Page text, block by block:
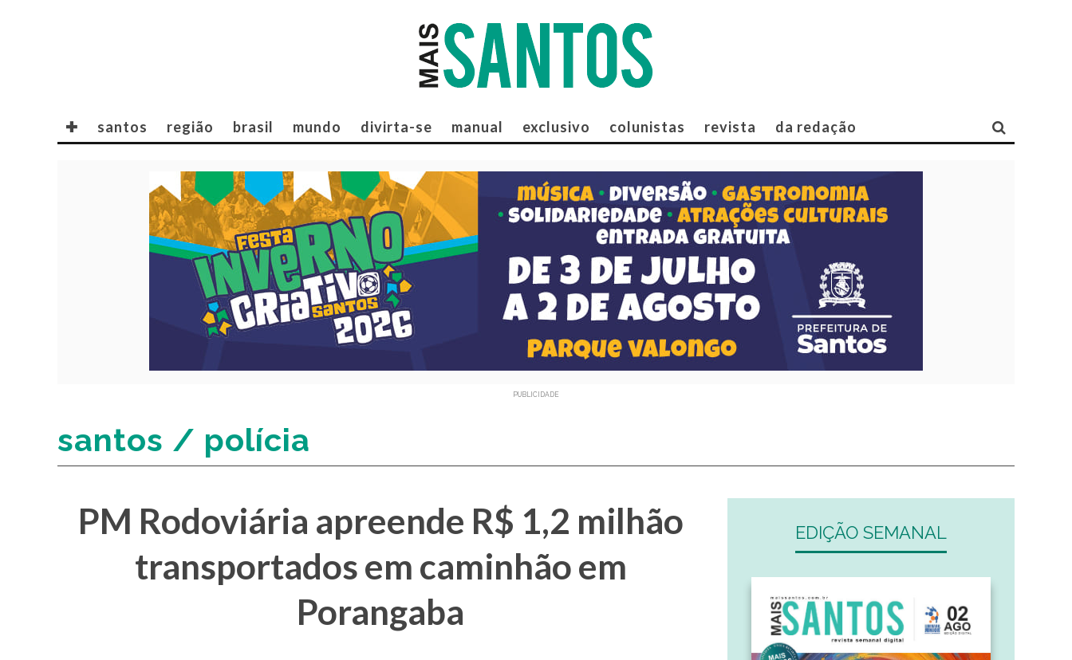
✚ santos região brasil mundo divirta-se manual exclusivo colunistas revista da redação
PUBLICIDADE
santos / polícia
PM Rodoviária apreende R$ 1,2 milhão
transportados em caminhão em
Porangaba
EDIÇÃO SEMANAL